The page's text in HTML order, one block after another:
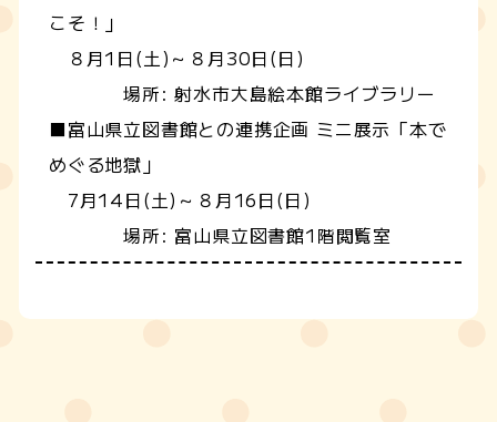
こそ！」
８月1日(土)～８月30日(日)
場所: 射水市大島絵本館ライブラリー
■富山県立図書館との連携企画 ミニ展示「本で
めぐる地獄」
7月14日(土)～８月16日(日)
場所: 富山県立図書館1階閲覧室